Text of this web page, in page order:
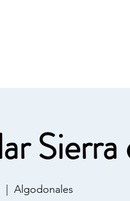
Sierra
Algodonales